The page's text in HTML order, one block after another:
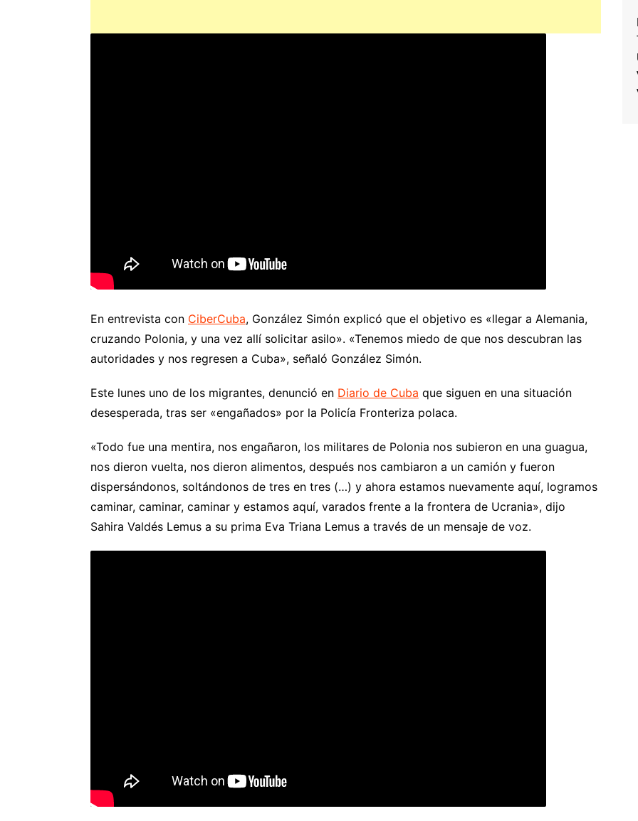
En entrevista con CiberCuba, González Simón explicó que el objetivo es «llegar a Alemania,
cruzando Polonia, y una vez allí solicitar asilo». «Tenemos miedo de que nos descubran las
autoridades y nos regresen a Cuba», señaló González Simón.
Este lunes uno de los migrantes, denunció en Diario de Cuba que siguen en una situación
desesperada, tras ser «engañados» por la Policía Fronteriza polaca.
«Todo fue una mentira, nos engañaron, los militares de Polonia nos subieron en una guagua,
nos dieron vuelta, nos dieron alimentos, después nos cambiaron a un camión y fueron
dispersándonos, soltándonos de tres en tres (…) y ahora estamos nuevamente aquí, logramos
caminar, caminar, caminar y estamos aquí, varados frente a la frontera de Ucrania», dijo
Sahira Valdés Lemus a su prima Eva Triana Lemus a través de un mensaje de voz.